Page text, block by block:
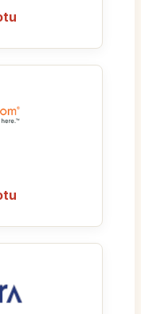
kiedy i
porze dnia
osób, które